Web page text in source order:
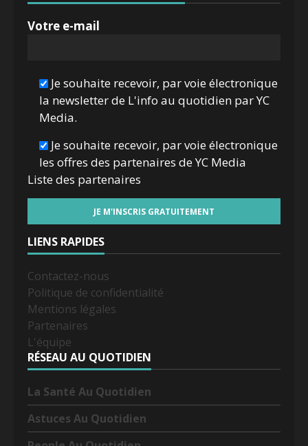
Votre e-mail
Je souhaite recevoir, par voie électronique
la newsletter de L'info au quotidien par YC
Media.
Je souhaite recevoir, par voie électronique
les offres des partenaires de YC Media
Liste des partenaires
LIENS RAPIDES
Contactez-nous
Politique de confidentialité
Mentions légales
Partenaires
L'équipe
RÉSEAU AU QUOTIDIEN
La Santé Au Quotidien
Astuces Au Quotidien